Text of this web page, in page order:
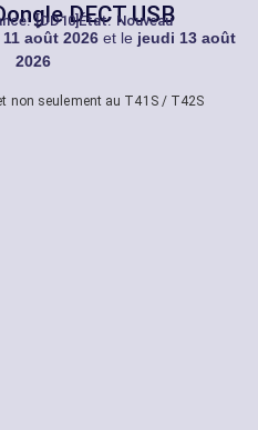
DECT USB
[DD10]État: Nouveau
août 2026et le jeudi 13 août
2026
non seulement au T41S / T42S